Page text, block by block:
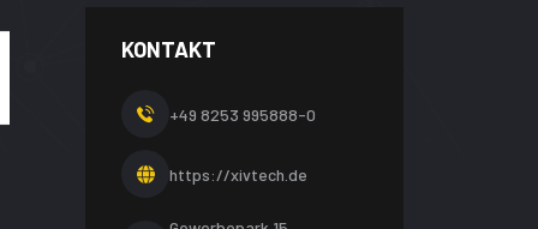
KONTAKT
+49 8253 995888-0
https://xivtech.de